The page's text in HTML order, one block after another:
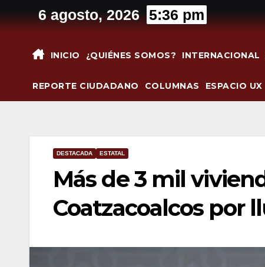
al
6 agosto, 2026 5:36 pm
INICIO ¿QUIÉNES SOMOS? INTERNACIONAL
REPORTE CIUDADANO COLUMNAS ESPACIO UX
DESTACADA ESTATAL
Más de 3 mil
Coatzacoalcos por